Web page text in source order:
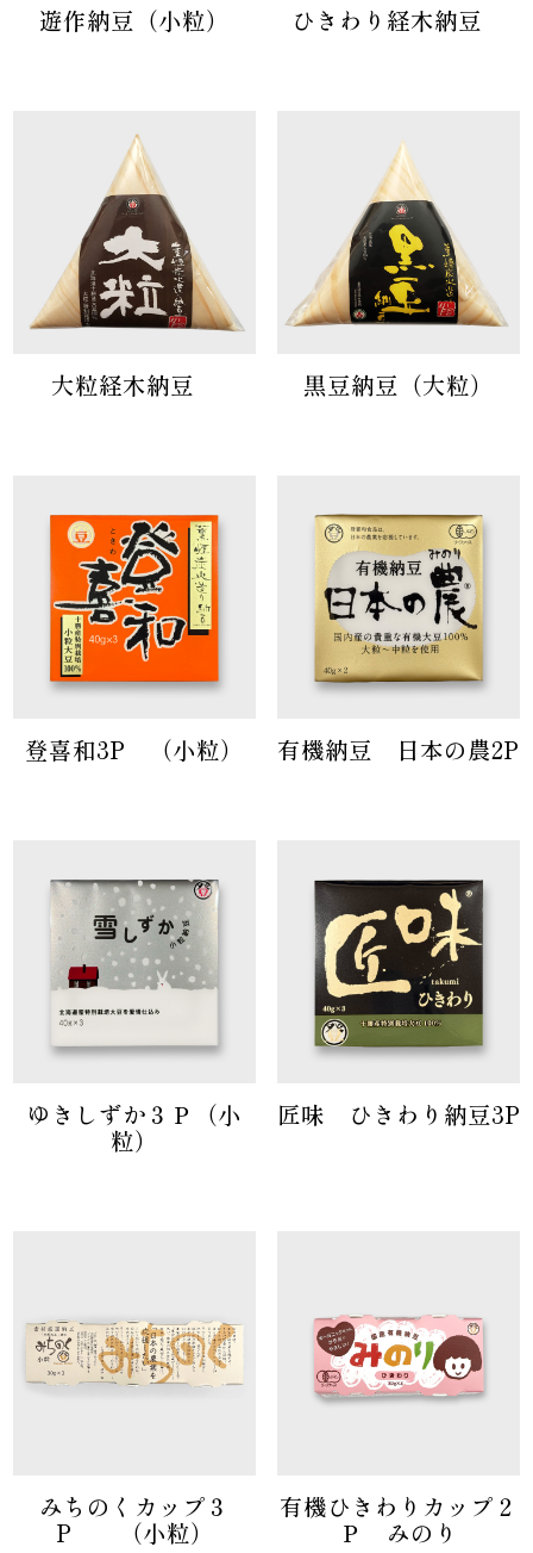
遊作納豆（小粒） ひきわり経木納豆
大粒経木納豆 黒豆納豆（大粒）
登喜和3P （小粒） 有機納豆 日本の農2P
ゆきしずか３Ｐ（小
粒）
匠味 ひきわり納豆3P
みちのくカップ３
P （小粒）
有機ひきわりカップ２
Ｐ みのり